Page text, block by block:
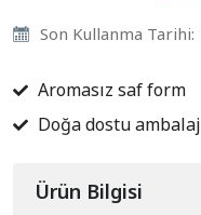
Son Kullanma Tarihi:
Aromasız saf form
Doğa dostu ambalaj
Ürün Bilgisi